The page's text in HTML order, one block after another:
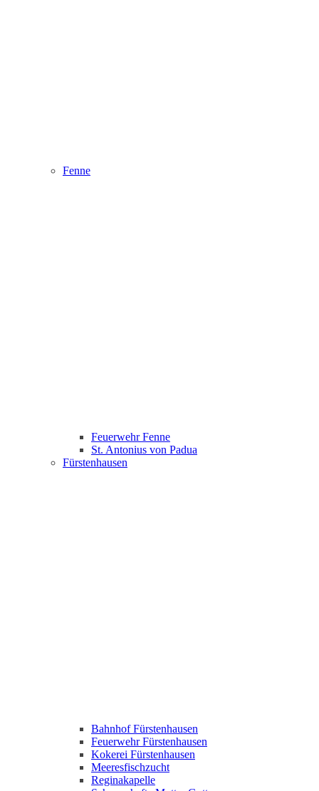
Fenne
Feuerwehr Fenne
St. Antonius von Padua
Fürstenhausen
Bahnhof Fürstenhausen
Feuerwehr Fürstenhausen
Kokerei Fürstenhausen
Meeresfischzucht
Reginakapelle